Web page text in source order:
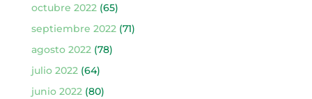
octubre 2022(65)
septiembre 2022(71)
agosto 2022(78)
julio 2022(64)
junio 2022(80)